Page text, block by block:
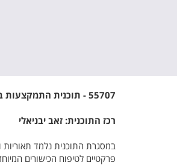
55707 - תוכנית התמקצעות
רכז התוכנית: זאב יבניאלי
במסגרת התוכנית נלמד תאוריות
פרקטיים לטיפוח הכישורים